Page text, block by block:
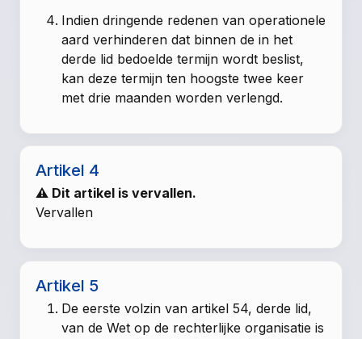
Indien dringende redenen van operationele
aard verhinderen dat binnen de in het
derde lid bedoelde termijn wordt beslist,
kan deze termijn ten hoogste twee keer
met drie maanden worden verlengd.
Artikel 4
⚠ Dit artikel is vervallen.
Vervallen
Artikel 5
De eerste volzin van artikel 54, derde lid,
van de Wet op de rechterlijke organisatie is